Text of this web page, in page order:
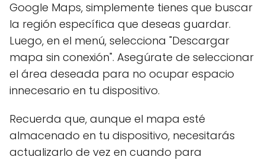
Google Maps, simplemente tienes que buscar
la región específica que deseas guardar.
Luego, en el menú, selecciona "Descargar
mapa sin conexión". Asegúrate de seleccionar
el área deseada para no ocupar espacio
innecesario en tu dispositivo.
Recuerda que, aunque el mapa esté
almacenado en tu dispositivo, necesitarás
actualizarlo de vez en cuando para